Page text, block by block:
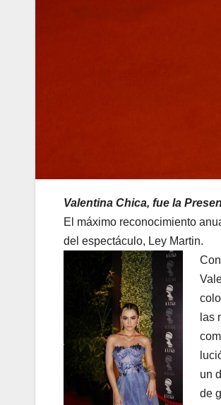
Valentina Chica, fue la
El máximo reconocimiento
del espectáculo, Ley Martin.
las
un
de